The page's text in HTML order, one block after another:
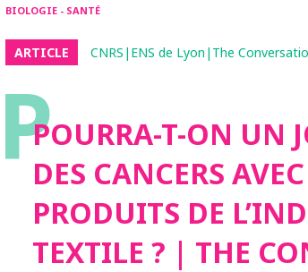
BIOLOGIE - SANTÉ
ARTICLE CNRS|ENS de Lyon|The
PPOURRA-T-ON UN
DES CANCERS
PRODUITS DE
TEXTILE ? | THE